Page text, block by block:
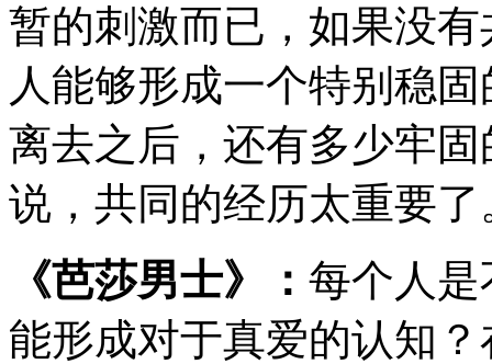
暂的刺激而已，如果没
人能够形成一个特别稳
离去之后，还有多少牢
说，共同的经历太重要了
《芭莎男士》： 每个人
能形成对于真爱的认知